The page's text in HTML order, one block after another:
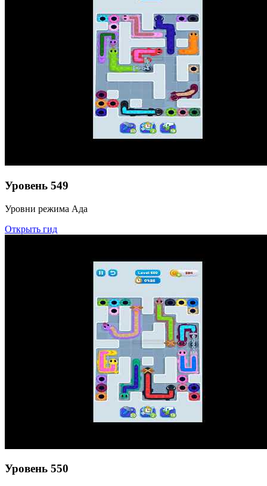
Уровень 549
Уровни режима Ада
Открыть гид
Уровень 550